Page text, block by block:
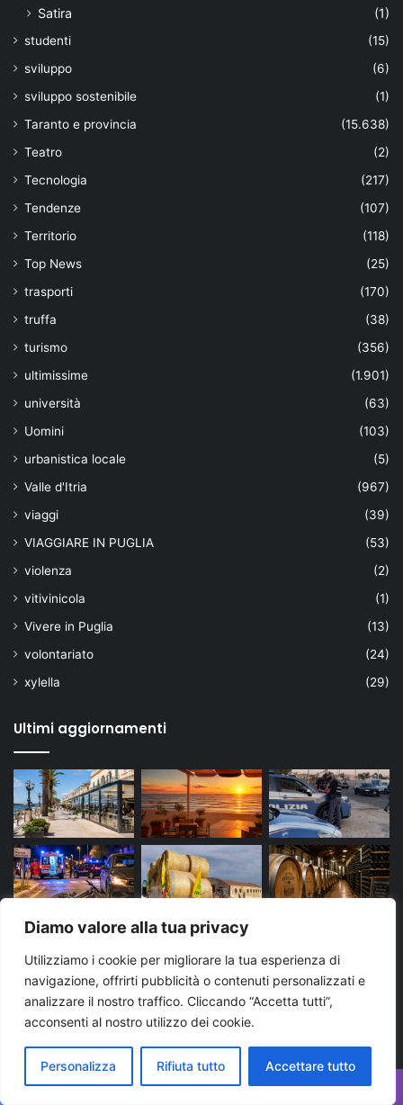
Diamo valore alla tua privacy
Utilizziamo i cookie per migliorare la tua esperienza di
navigazione, offrirti pubblicità o contenuti personalizzati e
analizzare il nostro traffico. Cliccando “Accetta tutti”,
acconsenti al nostro utilizzo dei cookie.
Personalizza Rifiuta tutto Accettare tutto
Satira (1)
studenti
(15)
sviluppo
(6)
sviluppo sostenibile
(1)
Taranto e provincia
(15.638)
Teatro
(2)
Tecnologia
(217)
Tendenze
(107)
Territorio
(118)
Top News
(25)
trasporti
(170)
truffa
(38)
turismo
(356)
ultimissime
(1.901)
università
(63)
Uomini
(103)
urbanistica locale
(5)
Valle d'Itria
(967)
viaggi
(39)
VIAGGIARE IN PUGLIA
(53)
violenza
(2)
vitivinicola
(1)
Vivere in Puglia
(13)
volontariato
(24)
xylella
(29)
Ultimi aggiornamenti
Tags
arresto bari Brindisi carabinieri cronaca